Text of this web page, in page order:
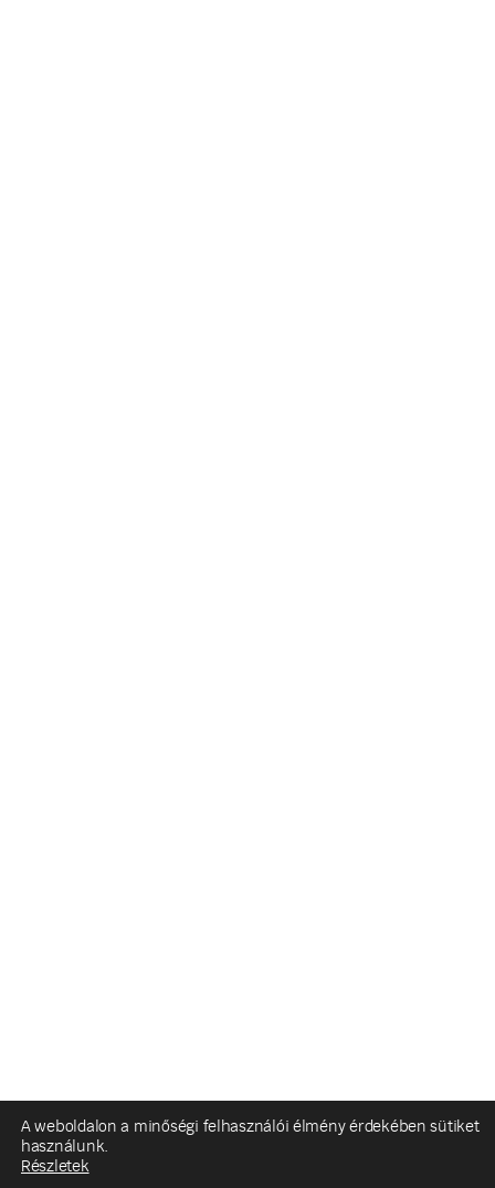
A weboldalon a minőségi felhasználói élmény érdekében sütiket
használunk.
Részletek